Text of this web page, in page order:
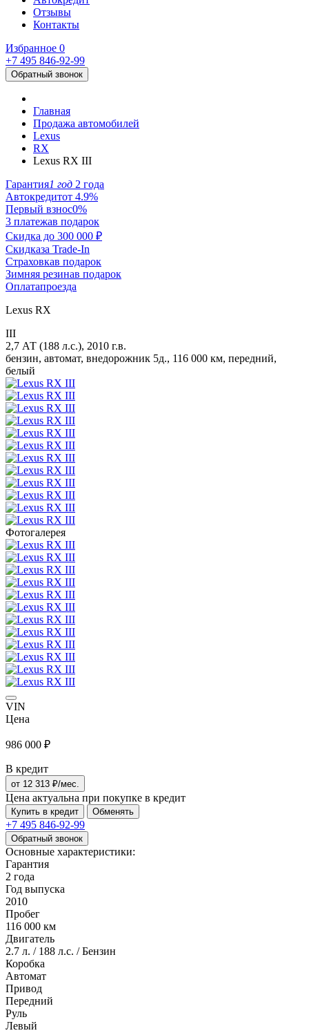
Отзывы
Контакты
Избранное 0
+7 495 846-92-99
Обратный звонок
Главная
Продажа автомобилей
Lexus
RX
Lexus RX III
Гарантия1 год 2 года
Автокредитот 4.9%
Первый взнос0%
3 платежав подарок
Скидка до 300 000 ₽
Скидказа Trade-In
Страховкав подарок
Зимняя резинав подарок
Оплатапроезда
Lexus RX
III
2,7 АТ (188 л.с.), 2010 г.в.
бензин, автомат, внедорожник 5д., 116 000 км, передний,
белый
Фотогалерея
VIN
Цена
986 000 ₽
В кредит
от 12 313 ₽/мес.
Цена актуальна при покупке в кредит
Купить в кредит Обменять
+7 495 846-92-99
Обратный звонок
Основные характеристики:
Гарантия
2 года
Год выпуска
2010
Пробег
116 000 км
Двигатель
2.7 л. / 188 л.с. / Бензин
Коробка
Автомат
Привод
Передний
Руль
Левый